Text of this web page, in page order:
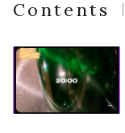
Contents